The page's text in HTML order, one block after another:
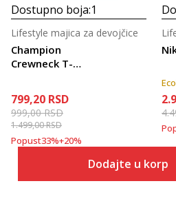
Dostupno boja:1
Champion
Crewneck T-
Lifestyle majica za devojčice
799,20 RSD
999,00RSD
1.499,00RSD
Popust33%+20%
Dodajte u korpu